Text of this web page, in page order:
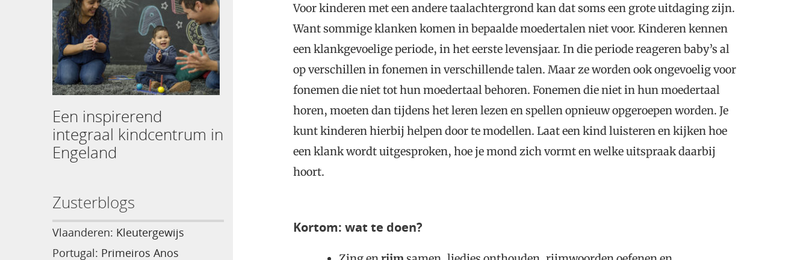
Een inspirerend
integraal kindcentrum in
Engeland
Zusterblogs
Vlaanderen: Kleutergewijs
Portugal: Primeiros Anos
Voor kinderen met een andere taalachtergrond kan dat soms een grote uitdaging zijn.
Want sommige klanken komen in bepaalde moedertalen niet voor. Kinderen kennen
een klankgevoelige periode, in het eerste levensjaar. In die periode reageren baby’s al
op verschillen in fonemen in verschillende talen. Maar ze worden ook ongevoelig voor
fonemen die niet tot hun moedertaal behoren. Fonemen die niet in hun moedertaal
horen, moeten dan tijdens het leren lezen en spellen opnieuw opgeroepen worden. Je
kunt kinderen hierbij helpen door te modellen. Laat een kind luisteren en kijken hoe
een klank wordt uitgesproken, hoe je mond zich vormt en welke uitspraak daarbij
hoort.
Kortom: wat te doen?